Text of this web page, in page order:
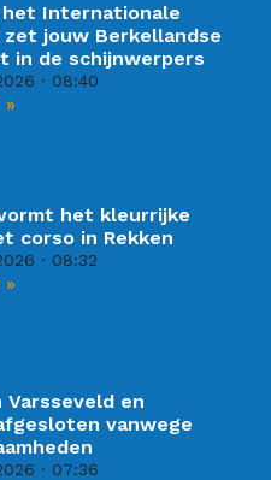
het Internationale
zet jouw Berkellandse
in de schijnwerpers
08:40
»
het kleurrijke
corso in Rekken
08:32
»
Varsseveld en
vanwege
07:36